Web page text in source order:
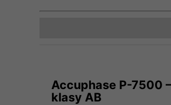
Accuphase P-7500
klasy AB